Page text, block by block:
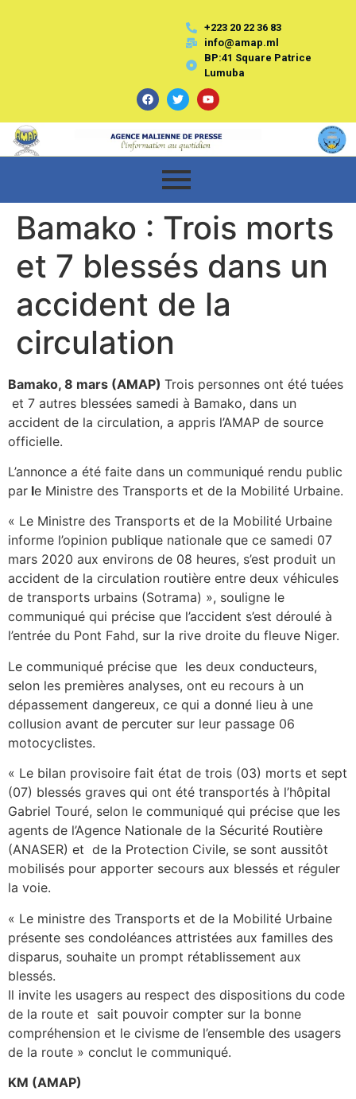
+223 20 22 36 83
info@amap.ml
BP:41 Square Patrice
Lumuba
Bamako : Trois morts
et 7 blessés dans un
accident de la
circulation
Bamako, 8 mars (AMAP) Trois personnes ont été tuées
et 7 autres blessées samedi à Bamako, dans un
accident de la circulation, a appris l’AMAP de source
officielle.
L’annonce a été faite dans un communiqué rendu public
par le Ministre des Transports et de la Mobilité Urbaine.
« Le Ministre des Transports et de la Mobilité Urbaine
informe l’opinion publique nationale que ce samedi 07
mars 2020 aux environs de 08 heures, s’est produit un
accident de la circulation routière entre deux véhicules
de transports urbains (Sotrama) », souligne le
communiqué qui précise que l’accident s’est déroulé à
l’entrée du Pont Fahd, sur la rive droite du fleuve Niger.
Le communiqué précise que les deux conducteurs,
selon les premières analyses, ont eu recours à un
dépassement dangereux, ce qui a donné lieu à une
collusion avant de percuter sur leur passage 06
motocyclistes.
« Le bilan provisoire fait état de trois (03) morts et sept
(07) blessés graves qui ont été transportés à l’hôpital
Gabriel Touré, selon le communiqué qui précise que les
agents de l’Agence Nationale de la Sécurité Routière
(ANASER) et de la Protection Civile, se sont aussitôt
mobilisés pour apporter secours aux blessés et réguler
la voie.
« Le ministre des Transports et de la Mobilité Urbaine
présente ses condoléances attristées aux familles des
disparus, souhaite un prompt rétablissement aux
blessés.
Il invite les usagers au respect des dispositions du code
de la route et sait pouvoir compter sur la bonne
compréhension et le civisme de l’ensemble des usagers
de la route » conclut le communiqué.
KM (AMAP)